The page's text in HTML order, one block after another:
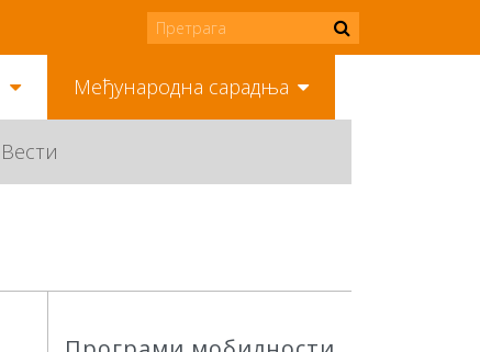
Међународна сарадња
Вести